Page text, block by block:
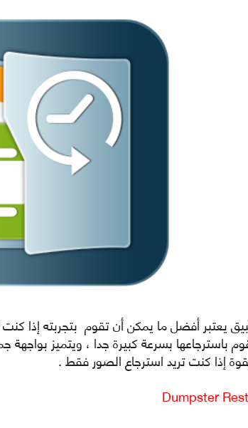
يعتبر أفضل ما يمكن أن تقوم بتجربته إذا
باسترجاعها بسرعة كبيرة جدا ، ويتميز
إذا كنت تريد استرجاع الصور فقط .
Dumpster